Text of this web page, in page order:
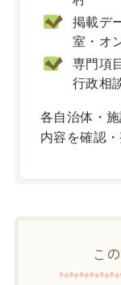
掲載デ
室・オ
専門項
行政相
各自治体・
内容を確認
こ